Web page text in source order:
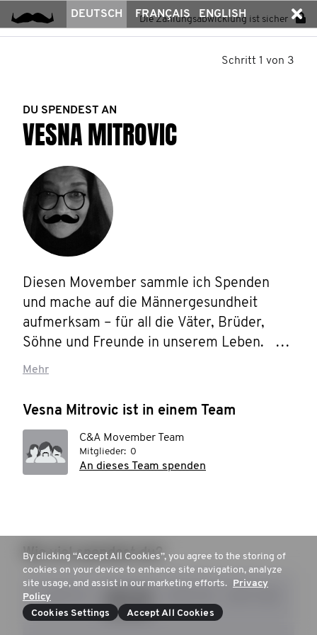
DEUTSCH FRANÇAIS ENGLISH
Die Zahlungsabwicklung ist sicher
Schritt 1 von 3
DU SPENDEST AN
VESNA MITROVIC
Diesen Movember sammle ich Spenden
und mache auf die Männergesundheit
aufmerksam – für all die Väter, Brüder,
Söhne und Freunde in unserem Leben.
Und Ich brauche deine Hilfe Leiste bitte
Männern zu fördern.
Mehr
Vesna Mitrovic ist in einem Team
C&A Movember Team
Mitglieder: 0
An dieses Team spenden
Wie viel spendest du?
CHF 10
By clicking “Accept All Cookies”, you agree to the storing of
cookies on your device to enhance site navigation, analyze
site usage, and assist in our marketing efforts. Privacy
Policy
Cookies Settings
Accept All Cookies